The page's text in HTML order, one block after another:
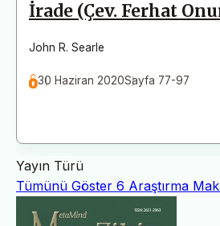
İrade (Çev. Ferhat
John R. Searle
30 Haziran 2020Sayfa 77-97
Yayın Türü
Tümünü Göster 6 Araştırma